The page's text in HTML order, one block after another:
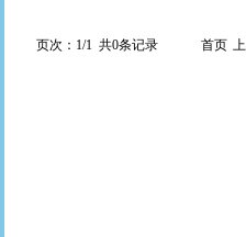
页次：1/1 共0条记录 首页